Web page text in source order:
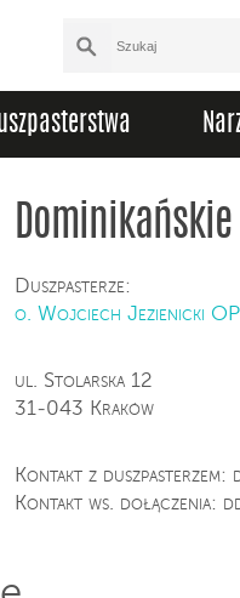
Duszpasterze:
o. Wojciech Jezienicki OP
ul. Stolarska 12
31-043 Kraków
Kontakt z duszpasterzem:
Kontakt ws. dołączenia: